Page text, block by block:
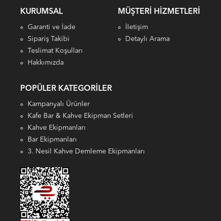
KURUMSAL
Garanti ve İade
Sipariş Takibi
Teslimat Koşulları
Hakkımızda
MÜŞTERI HIZMETLERI
İletişim
Detaylı Arama
POPÜLER KATEGORILER
Kampanyalı Ürünler
Kafe Bar & Kahve Ekipman Setleri
Kahve Ekipmanları
Bar Ekipmanları
3. Nesil Kahve Demleme Ekipmanları